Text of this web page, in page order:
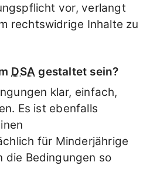
vor, verlangt
rechtswidrige Inhalte zu
DSA gestaltet sein?
klar, einfach,
Es ist ebenfalls
für Minderjährige
die Bedingungen so